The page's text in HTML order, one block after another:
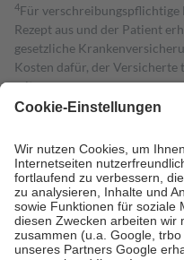
4Für
Rezept aus und der Patient
gesetzliche
Kosten dafür, der Versicherte
mit.
Grundsätzlich leisten
höchstens zehn Euro.
Es sind
Kosten der Leistung zu
Diese Regeln gelten
Bei Heilmitteln und
Zuzahlung zehn Prozent der
Verordnung.
Um das Engagement der